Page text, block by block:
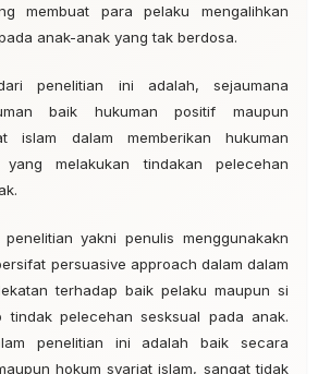
membuat para pelaku mengalihkan
anak-anak yang tak berdosa.
penelitian ini adalah, sejaumana
baik hukuman positif maupun
islam dalam memberikan hukuman
melakukan tindakan pelecehan
yakni penulis menggunakakn
persuasive approach dalam dalam
terhadap baik pelaku maupun si
tindak pelecehan sesksual pada anak.
penelitian ini adalah baik secara
hokum syariat islam, sangat tidak